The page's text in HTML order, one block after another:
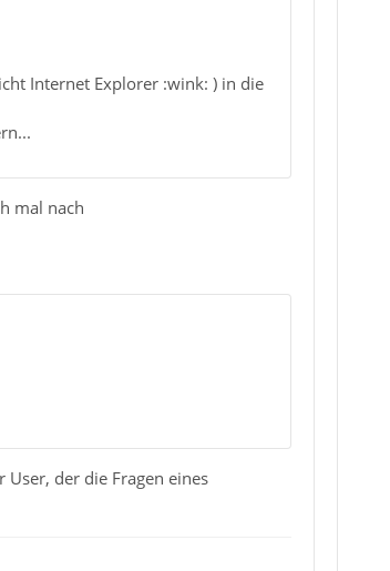
Internet Explorer :wink: ) in die
mal nach
der die Fragen eines